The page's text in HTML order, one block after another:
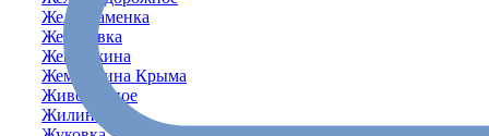
Желтокаменка
Желябовка
Жемчужина
Жемчужина Крыма
Живописное
Жилино